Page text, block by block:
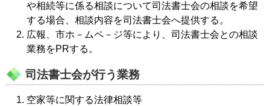
や相続等に係る相談について司法書士会の相談を希望
する場合、相談内容を司法書士会へ提供する。
広報、市ホ－ムペ－ジ等により、司法書士会との相談
業務をPRする。
司法書士会が行う業務
空家等に関する法律相談等